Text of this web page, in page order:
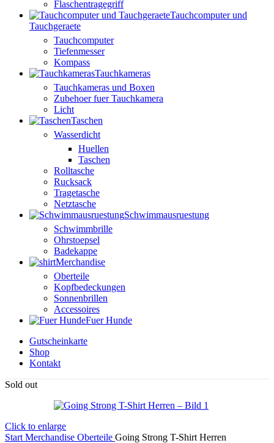
Flaschentragegriff
Tauchcomputer und
Tauchgeraete
Tauchcomputer
Tiefenmesser
Kompass
Tauchkameras
Tauchkameras und Boxen
Zubehoer fuer Tauchkamera
Licht
Taschen
Wasserdicht
Huellen
Taschen
Rolltasche
Rucksack
Tragetasche
Netztasche
Schwimmausruestung
Schwimmbrille
Ohrstoepsel
Badekappe
Merchandise
Oberteile
Kopfbedeckungen
Sonnenbrillen
Accessoires
Fuer Hunde
Gutscheinkarte
Shop
Kontakt
Sold out
Click to enlarge
Start Merchandise Oberteile Going Strong T-Shirt Herren